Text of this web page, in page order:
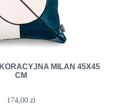
MILAN 45X45
CM
174,00 zł